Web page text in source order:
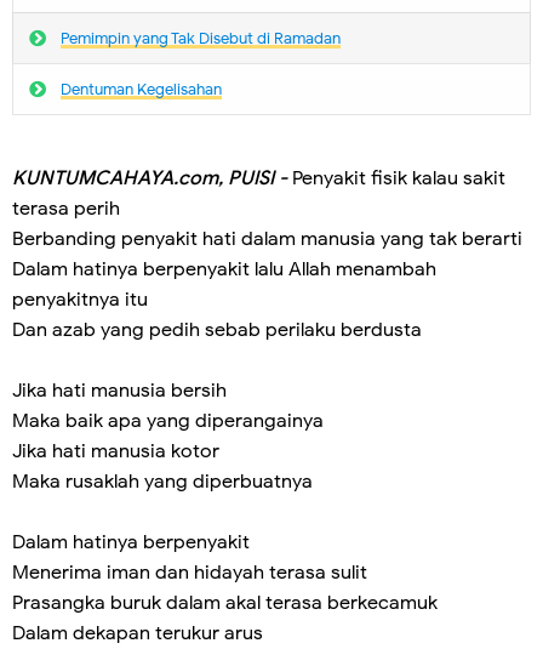
Pemimpin yang Tak Disebut di Ramadan
Dentuman Kegelisahan
KUNTUMCAHAYA.com, PUISI - Penyakit fisik kalau sakit
terasa perih
Berbanding penyakit hati dalam manusia yang tak berarti
Dalam hatinya berpenyakit lalu Allah menambah
penyakitnya itu
Dan azab yang pedih sebab perilaku berdusta
Jika hati manusia bersih
Maka baik apa yang diperangainya
Jika hati manusia kotor
Maka rusaklah yang diperbuatnya
Dalam hatinya berpenyakit
Menerima iman dan hidayah terasa sulit
Prasangka buruk dalam akal terasa berkecamuk
Dalam dekapan terukur arus